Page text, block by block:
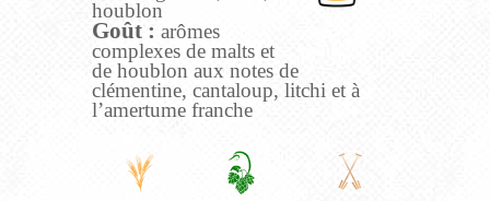
houblon
Goût : arômes
complexes de malts et
de houblon aux notes de
clémentine, cantaloup, litchi et à
l’amertume franche